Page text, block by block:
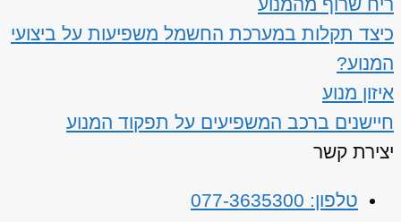
כיצד תקלות במערכת החשמל משפיעות על ביצועי
המנוע?
איזון מנוע
חיישנים ברכב המשפיעים על תפקוד המנוע
יצירת קשר
טלפון: 077-3635300